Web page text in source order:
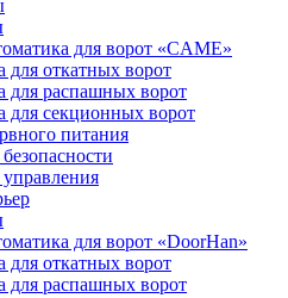
для ворот «CAME»
для откатных ворот
для распашных ворот
для секционных ворот
питания
управления
для ворот «DoorHan»
для откатных ворот
для распашных ворот